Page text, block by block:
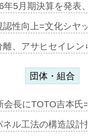
年5月期決算を発表
認性向上=文化シヤ
離、アサヒセイレ
団体・組合
会長にTOTO吉本氏
ネル工法の構造設